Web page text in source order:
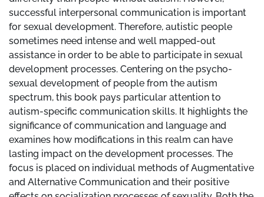
successful interpersonal communication is important
for sexual development. Therefore, autistic people
sometimes need intense and well mapped-out
assistance in order to be able to participate in sexual
development processes. Centering on the psycho-
sexual development of people from the autism
spectrum, this book pays particular attention to
autism-specific communication skills. It highlights the
significance of communication and language and
examines how modifications in this realm can have
lasting impact on the development processes. The
focus is placed on individual methods of Augmentative
and Alternative Communication and their positive